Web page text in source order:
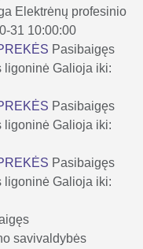
Elektrėnų profesinio
31 10:00:00
Pasibaigęs
ligoninė Galioja iki:
Pasibaigęs
ligoninė Galioja iki:
Pasibaigęs
ligoninė Galioja iki:
savivaldybės